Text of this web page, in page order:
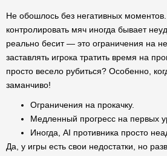
Не обошлось без негативных
контролировать мяч иногда бывает
реально бесит — это ограничения на
заставлять игрока тратить время на
просто весело рубиться? Особенно,
заманчиво!
Ограничения на прокачку.
Медленный прогресс на первых
Иногда, AI противника просто
Да, у игры есть свои недостатки, но